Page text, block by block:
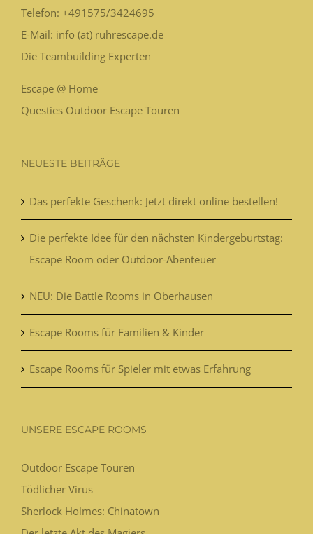
Telefon: +491575/3424695
E-Mail: info (at) ruhrescape.de
Die Teambuilding Experten
Escape @ Home
Questies Outdoor Escape Touren
NEUESTE BEITRÄGE
Das perfekte Geschenk: Jetzt direkt online bestellen!
Die perfekte Idee für den nächsten Kindergeburtstag:
Escape Room oder Outdoor-Abenteuer
NEU: Die Battle Rooms in Oberhausen
Escape Rooms für Familien & Kinder
Escape Rooms für Spieler mit etwas Erfahrung
UNSERE ESCAPE ROOMS
Outdoor Escape Touren
Tödlicher Virus
Sherlock Holmes: Chinatown